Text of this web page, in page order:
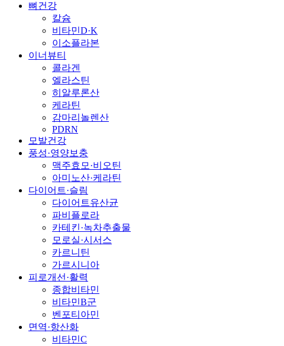
뼈건강
칼슘
비타민D·K
이소플라본
이너뷰티
콜라겐
엘라스틴
히알루론산
케라틴
감마리놀렌산
PDRN
모발건강
풍성·영양보충
맥주효모·비오틴
아미노산·케라틴
다이어트·슬림
다이어트유산균
파비플로라
카테킨·녹차추출물
모로실·시서스
카르니틴
가르시니아
피로개선·활력
종합비타민
비타민B군
벤포티아민
면역·항산화
비타민C